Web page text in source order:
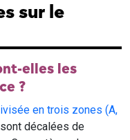
sur le
elles les
?
en trois zones (A,
décalées de